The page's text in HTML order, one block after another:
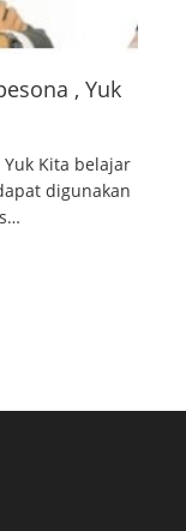
, Yuk
Yuk Kita belajar
digunakan